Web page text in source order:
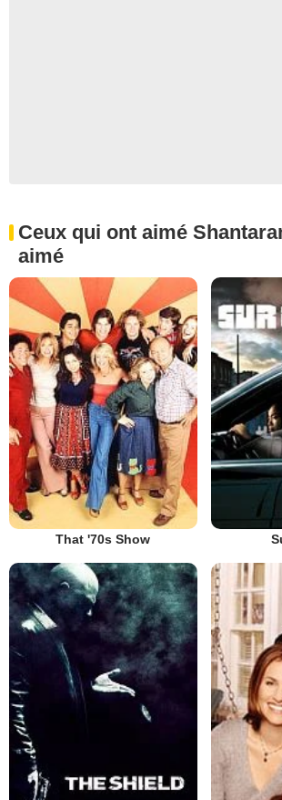
Ceux qui ont aimé
aimé
That '70s Show